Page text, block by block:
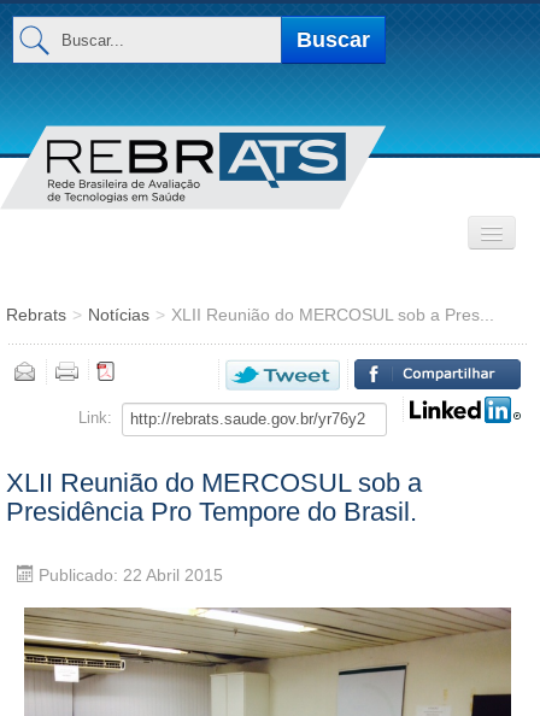
Buscar...
Buscar
INSTITUCIONAL
Base de Dados
MEMBROS
Rebrats > Notícias > XLII Reunião do MERCOSUL sob a Pres...
Link:
XLII Reunião do MERCOSUL sob a
Presidência Pro Tempore do Brasil.
Publicado: 22 Abril 2015